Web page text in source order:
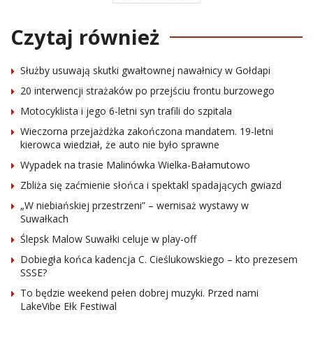
Czytaj również
Służby usuwają skutki gwałtownej nawałnicy w Gołdapi
20 interwencji strażaków po przejściu frontu burzowego
Motocyklista i jego 6-letni syn trafili do szpitala
Wieczorna przejażdżka zakończona mandatem. 19-letni
kierowca wiedział, że auto nie było sprawne
Wypadek na trasie Malinówka Wielka-Bałamutowo
Zbliża się zaćmienie słońca i spektakl spadających gwiazd
„W niebiańskiej przestrzeni” – wernisaż wystawy w
Suwałkach
Ślepsk Malow Suwałki celuje w play-off
Dobiegła końca kadencja C. Cieślukowskiego – kto prezesem
SSSE?
To będzie weekend pełen dobrej muzyki. Przed nami
LakeVibe Ełk Festiwal